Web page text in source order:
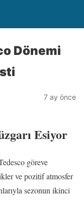
Dönemi
7 ay önce
Esiyor
göreve
ve pozitif atmosfer
sezonun ikinci